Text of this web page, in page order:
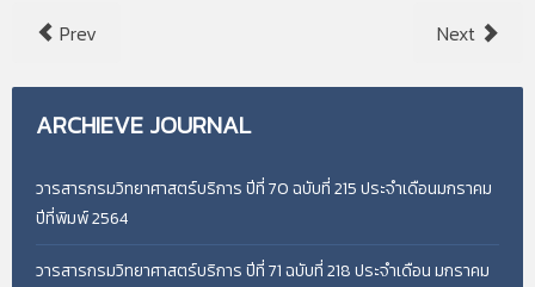
Prev Next
ARCHIEVE JOURNAL
วารสารกรมวิทยาศาสตร์บริการ ปีที่ 70 ฉบับที่ 215 ประจำเดือนมกราคม
ปีที่พิมพ์ 2564
วารสารกรมวิทยาศาสตร์บริการ ปีที่ 71 ฉบับที่ 218 ประจำเดือน มกราคม